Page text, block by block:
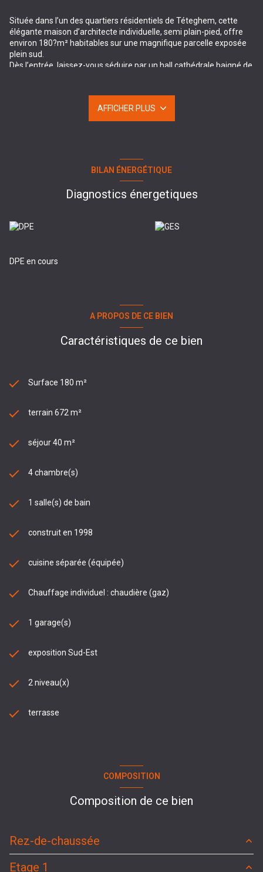
Située dans l’un des quartiers résidentiels de Téteghem, cette
élégante maison d’architecte individuelle, semi plain-pied, offre
environ 180?m² habitables sur une magnifique parcelle exposée
plein sud.
Dès l’entrée, laissez-vous séduire par un hall cathédrale baigné de
vers le jardin paysager et la terrasse ensoleillée, invitant à la
bains en marbre avec baignoire et douche, d’une buanderie
À l’étage, une belle mezzanine distribue trois chambres
supplémentaires, dont une suite de plus de 20?m² avec dressing,
second WC.
Un double garage de plus de 30?m² complète ce bien, ainsi qu’un
Cette maison familiale séduit par ses volumes généreux, sa
AFFICHER PLUS
BILAN ÉNERGÉTIQUE
Diagnostics énergetiques
DPE en cours
A PROPOS DE CE BIEN
Caractéristiques de ce bien
Surface 180 m²
terrain 672 m²
séjour 40 m²
4 chambre(s)
1 salle(s) de bain
construit en 1998
cuisine séparée (équipée)
Chauffage individuel : chaudière (gaz)
1 garage(s)
exposition Sud-Est
2 niveau(x)
terrasse
COMPOSITION
Composition de ce bien
Rez-de-chaussée
Etage 1